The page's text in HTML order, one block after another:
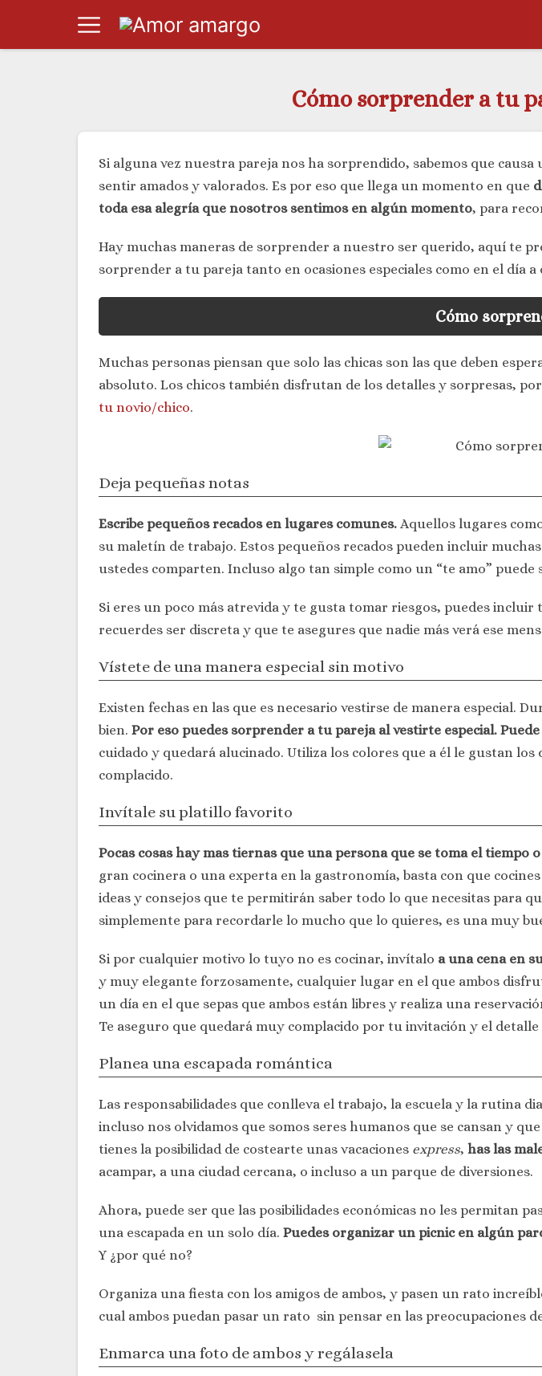
Cómo sorprender a tu
Si alguna vez nuestra pareja nos ha sorprendido, sabemos que
sentir amados y valorados. Es por eso que llega un momento en que
toda esa alegría que nosotros sentimos en algún momento, para
Hay muchas maneras de sorprender a nuestro ser querido, aquí te
sorprender a tu pareja tanto en ocasiones especiales como en el día a
Cómo
Muchas personas piensan que solo las chicas son las que deben
absoluto. Los chicos también disfrutan de los detalles y sorpresas,
tu novio/chico.
Deja pequeñas notas
Escribe pequeños recados en lugares comunes. Aquellos lugares
su maletín de trabajo. Estos pequeños recados pueden incluir
ustedes comparten. Incluso algo tan simple como un “te amo”
Si eres un poco más atrevida y te gusta tomar riesgos, puedes
recuerdes ser discreta y que te asegures que nadie más verá ese
Vístete de una manera especial sin motivo
Existen fechas en las que es necesario vestirse de manera especial.
bien. Por eso puedes sorprender a tu pareja al vestirte especial.
cuidado y quedará alucinado. Utiliza los colores que a él le gustan
complacido.
Invítale su platillo favorito
Pocas cosas hay mas tiernas que una persona que se toma el
gran cocinera o una experta en la gastronomía, basta con que
ideas y consejos que te permitirán saber todo lo que necesitas para
simplemente para recordarle lo mucho que lo quieres, es una muy
Si por cualquier motivo lo tuyo no es cocinar, invítalo a una cena en
y muy elegante forzosamente, cualquier lugar en el que ambos
un día en el que sepas que ambos están libres y realiza una
Te aseguro que quedará muy complacido por tu invitación y el detalle
Planea una escapada romántica
Las responsabilidades que conlleva el trabajo, la escuela y la rutina
incluso nos olvidamos que somos seres humanos que se cansan y
tienes la posibilidad de costearte unas vacaciones express, has las
acampar, a una ciudad cercana, o incluso a un parque de diversiones.
Ahora, puede ser que las posibilidades económicas no les permitan
una escapada en un solo día. Puedes organizar un picnic en algún
Y ¿por qué no?
Organiza una fiesta con los amigos de ambos, y pasen un rato
cual ambos puedan pasar un rato sin pensar en las preocupaciones
Enmarca una foto de ambos y regálasela